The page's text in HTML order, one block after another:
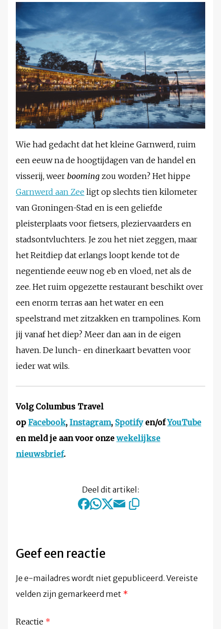
Wie had gedacht dat het kleine Garnwerd, ruim
een eeuw na de hoogtijdagen van de handel en
visserij, weer booming zou worden? Het hippe
Garnwerd aan Zee ligt op slechts tien kilometer
van Groningen-Stad en is een geliefde
pleisterplaats voor fietsers, pleziervaarders en
stadsontvluchters. Je zou het niet zeggen, maar
het Reitdiep dat erlangs loopt kende tot de
negentiende eeuw nog eb en vloed, net als de
zee. Het ruim opgezette restaurant beschikt over
een enorm terras aan het water en een
speelstrand met zitzakken en trampolines. Kom
jij vanaf het diep? Meer dan aan in de eigen
haven. De lunch- en dinerkaart bevatten voor
ieder wat wils.
Volg Columbus Travel
op Facebook, Instagram, Spotifyen/ofYouTube
en meld je aan voor onze wekelijkse
nieuwsbrief.
Deel dit artikel:
Geef een reactie
Je e-mailadres wordt niet gepubliceerd. Vereiste
velden zijn gemarkeerd met *
Reactie *